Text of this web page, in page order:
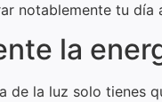
notablemente tu día
la
la luz solo tienes